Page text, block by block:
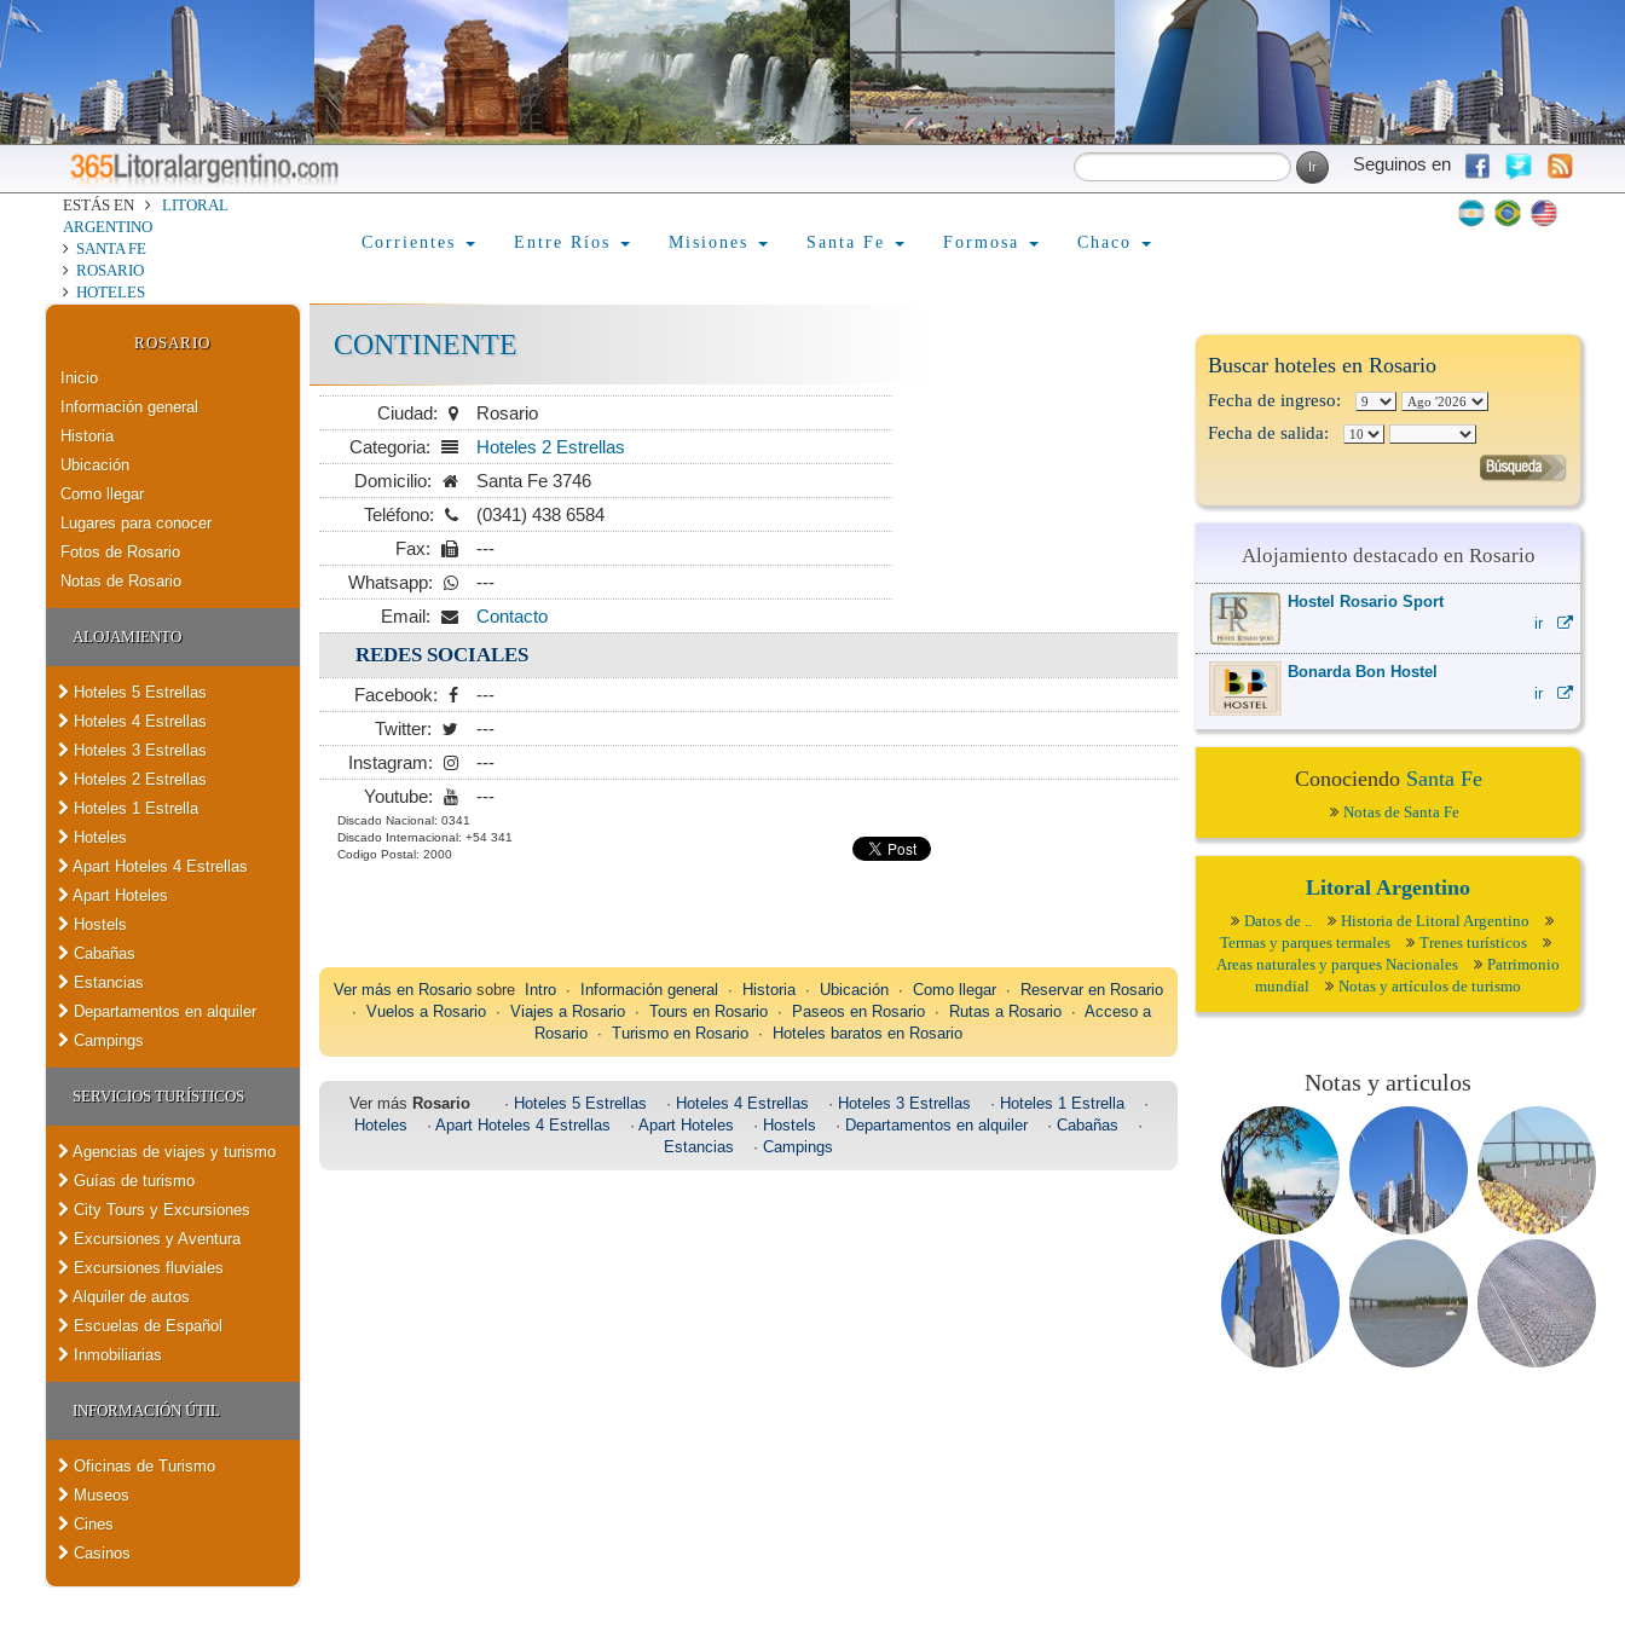
Seguinos en
ESTÁS EN
LITORAL
ARGENTINO
SANTA FE
ROSARIO
HOTELES
Corrientes Entre Ríos Misiones Santa Fe Formosa Chaco
ROSARIO
Inicio
Información general
Historia
Ubicación
Como llegar
Lugares para conocer
Fotos de Rosario
Notas de Rosario
ALOJAMIENTO
Hoteles 5 Estrellas
Hoteles 4 Estrellas
Hoteles 3 Estrellas
Hoteles 2 Estrellas
Hoteles 1 Estrella
Hoteles
Apart Hoteles 4 Estrellas
Apart Hoteles
Hostels
Cabañas
Estancias
Departamentos en alquiler
Campings
SERVICIOS TURÍSTICOS
Agencias de viajes y turismo
Guías de turismo
City Tours y Excursiones
Excursiones y Aventura
Excursiones fluviales
Alquiler de autos
Escuelas de Español
Inmobiliarias
INFORMACIÓN ÚTIL
Oficinas de Turismo
Museos
Cines
Casinos
CONTINENTE
Ciudad:
Rosario
Categoria:
Hoteles 2 Estrellas
Domicilio:
Santa Fe 3746
Teléfono:
(0341) 438 6584
Fax:
---
Whatsapp:
---
Email:
Contacto
REDES SOCIALES
Facebook:
---
Twitter:
---
Instagram:
---
Youtube:
---
Discado Nacional: 0341
Discado Internacional: +54 341
Codigo Postal: 2000
Ver más en Rosario sobre Intro ∙ Información general ∙ Historia∙ Ubicación ∙Como llegar∙
Reservar en Rosario
∙ Vuelos a Rosario∙ Viajes a Rosario∙ Tours en Rosario∙ Paseos en Rosario∙ Rutas a Rosario∙ Acceso a
Rosario ∙Turismo en Rosario ∙ Hoteles baratos en Rosario
Ver más Rosario· Hoteles 5 Estrellas · Hoteles 4 Estrellas · Hoteles 3 Estrellas · Hoteles 1 Estrella·
Hoteles ·Apart Hoteles 4 Estrellas ·Apart Hoteles · Hostels · Departamentos en alquiler·Cabañas ·
Estancias ·Campings
Buscar hoteles en Rosario
Fecha de ingreso:
Fecha de salida:
Alojamiento destacado en Rosario
Hostel Rosario Sport
ir
Bonarda Bon Hostel
ir
Conociendo Santa Fe
Notas de Santa Fe
Litoral Argentino
Datos de ..
Historia de Litoral Argentino
Termas y parques termales
Trenes turísticos
Areas naturales y parques Nacionales
Patrimonio
mundial
Notas y artículos de turismo
Notas y articulos